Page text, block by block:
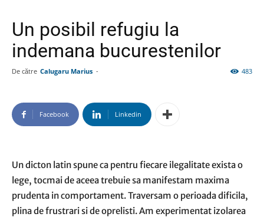
Un posibil refugiu la
indemana bucurestenilor
De către Calugaru Marius - 483
Facebook Linkedin
Un dicton latin spune ca pentru fiecare ilegalitate exista o
lege, tocmai de aceea trebuie sa manifestam maxima
prudenta in comportament. Traversam o perioada dificila,
plina de frustrari si de oprelisti. Am experimentat izolarea